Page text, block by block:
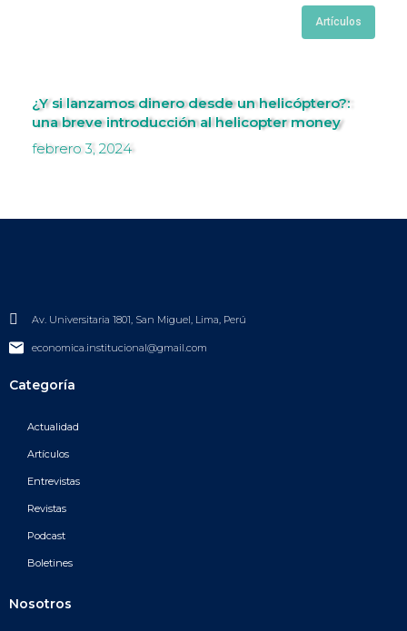
Artículos
¿Y si lanzamos dinero desde un helicóptero?:
una breve introducción al helicopter money
febrero 3, 2024
Av. Universitaria 1801, San Miguel, Lima, Perú
economica.institucional@gmail.com
Categoría
Actualidad
Artículos
Entrevistas
Revistas
Podcast
Boletines
Nosotros